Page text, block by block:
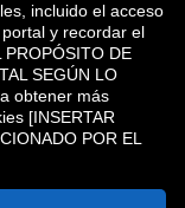
incluido el acceso
y recordar el
DE
SEGÚN LO
obtener más
[INSERTAR
POR EL